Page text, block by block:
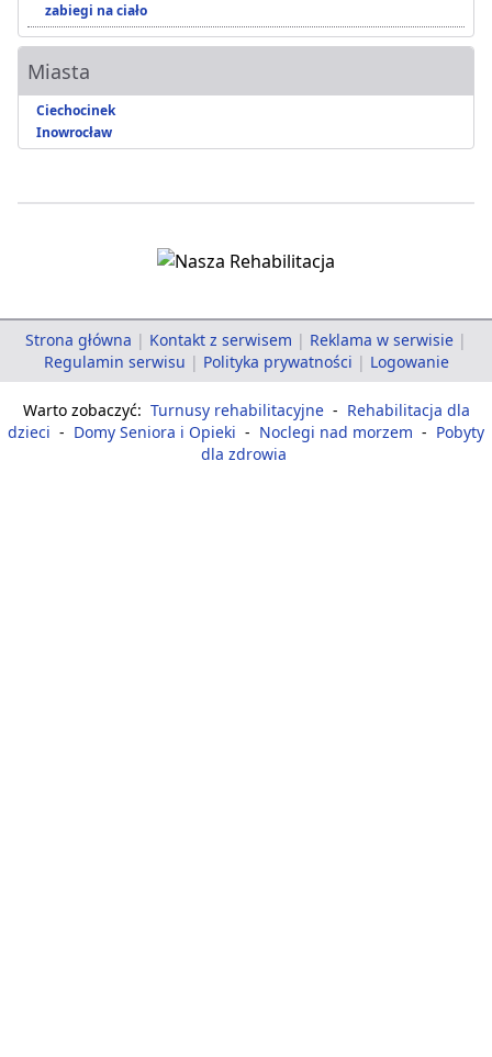
zabiegi na ciało
Miasta
Ciechocinek
Inowrocław
Strona główna | Kontakt z serwisem | Reklama w serwisie |
Regulamin serwisu | Polityka prywatności | Logowanie
Warto zobaczyć: Turnusy rehabilitacyjne - Rehabilitacja dla
dzieci - Domy Seniora i Opieki - Noclegi nad morzem - Pobyty
dla zdrowia